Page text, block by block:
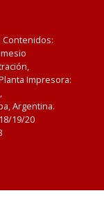
Impresora:
Argentina.
19/20